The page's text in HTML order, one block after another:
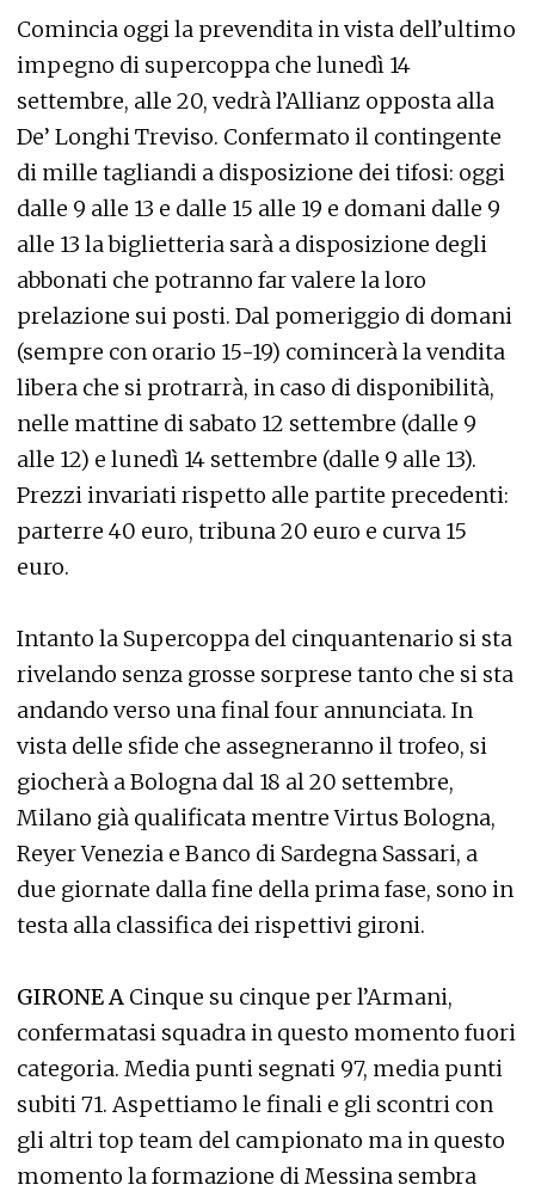
Comincia oggi la prevendita in vista dell’ultimo
impegno di supercoppa che lunedì 14
settembre, alle 20, vedrà l’Allianz opposta alla
De’ Longhi Treviso. Confermato il contingente
di mille tagliandi a disposizione dei tifosi: oggi
dalle 9 alle 13 e dalle 15 alle 19 e domani dalle 9
alle 13 la biglietteria sarà a disposizione degli
abbonati che potranno far valere la loro
prelazione sui posti. Dal pomeriggio di domani
(sempre con orario 15-19) comincerà la vendita
libera che si protrarrà, in caso di disponibilità,
nelle mattine di sabato 12 settembre (dalle 9
alle 12) e lunedì 14 settembre (dalle 9 alle 13).
Prezzi invariati rispetto alle partite precedenti:
parterre 40 euro, tribuna 20 euro e curva 15
euro.
Intanto la Supercoppa del cinquantenario si sta
rivelando senza grosse sorprese tanto che si sta
andando verso una final four annunciata. In
vista delle sfide che assegneranno il trofeo, si
giocherà a Bologna dal 18 al 20 settembre,
Milano già qualificata mentre Virtus Bologna,
Reyer Venezia e Banco di Sardegna Sassari, a
due giornate dalla fine della prima fase, sono in
testa alla classifica dei rispettivi gironi.
GIRONE A Cinque su cinque per l’Armani,
confermatasi squadra in questo momento fuori
categoria. Media punti segnati 97, media punti
subiti 71. Aspettiamo le finali e gli scontri con
gli altri top team del campionato ma in questo
momento la formazione di Messina sembra